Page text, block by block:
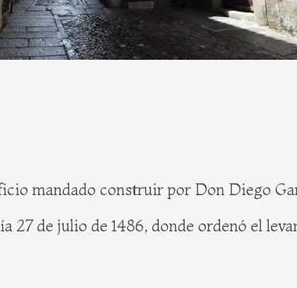
mandado construir por Don Diego
27 de julio de 1486, donde ordenó el